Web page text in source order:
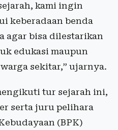
kami ingin
keberadaan benda
agar bisa dilestarikan
edukasi maupun
sekitar,” ujarnya.
tur sejarah ini,
serta juru pelihara
(BPK)